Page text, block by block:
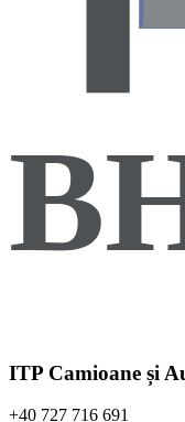
ITP Camioane și
+40 727 716 691